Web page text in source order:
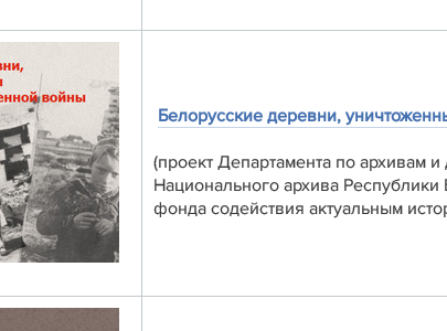
Белорусские деревни,
(проект Департамента по архивам
Национального архива
фонда содействия актуальным